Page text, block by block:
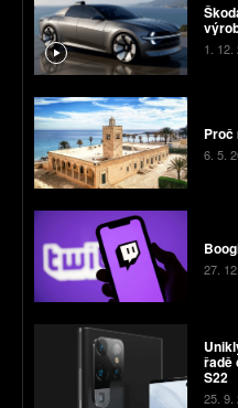
1. 12.
Proč
6. 5.
27.
řadě
S22
25. 9.